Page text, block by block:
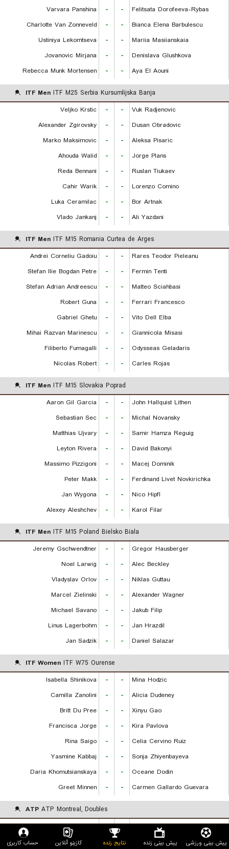
Varvara Panshina
- -
Felitsata Dorofeeva-Rybas
Charlotte Van Zonneveld
- -
Bianca Elena Barbulescu
Ustiniya Lekomtseva
- -
Mariia Masiianskaia
Jovanovic Mirjana
- -
Denislava Glushkova
Rebecca Munk Mortensen
- - Aya El Aouni
ITF Men ITF M25 Serbia Kursumlijska Banja
Veljko Krstic
- -
Vuk Radjenovic
Alexander Zgirovsky
- -
Dusan Obradovic
Marko Maksimovic
- -
Aleksa Pisaric
Ahouda Walid
- -
Jorge Plans
Reda Bennani
- -
Ruslan Tiukaev
Cahir Warik
- -
Lorenzo Comino
Luka Ceramilac
- -
Bor Artnak
Vlado Jankanj
- - Ali Yazdani
ITF Men ITF M15 Romania Curtea de Arges
Andrei Corneliu Gadoiu
- -
Rares Teodor Pieleanu
Stefan Ilie Bogdan Petre
- -
Fermin Tenti
Stefan Adrian Andreescu
- -
Matteo Sciahbasi
Robert Guna
- -
Ferrari Francesco
Gabriel Ghetu
- -
Vito Dell Elba
Mihai Razvan Marinescu
- -
Giannicola Misasi
Filiberto Fumagalli
- -
Odysseas Geladaris
Nicolas Robert
- - Carles Rojas
ITF Men ITF M15 Slovakia Poprad
Aaron Gil Garcia
- -
John Hallquist Lithen
Sebastian Sec
- -
Michal Novansky
Matthias Ujvary
- -
Samir Hamza Reguig
Leyton Rivera
- -
David Bakonyi
Massimo Pizzigoni
- -
Macej Dominik
Peter Makk
- -
Ferdinand Livet Novkirichka
Jan Wygona
- -
Nico Hipfl
Alexey Aleshchev
- - Karol Filar
ITF Men ITF M15 Poland Bielsko Biala
Jeremy Gschwendtner
- -
Gregor Hausberger
Noel Larwig
- -
Alec Beckley
Vladyslav Orlov
- -
Niklas Guttau
Marcel Zielinski
- -
Alexander Wagner
Michael Savano
- -
Jakub Filip
Linus Lagerbohm
- -
Jan Hrazdil
Jan Sadzik
- - Daniel Salazar
ITF Women ITF W75 Ourense
Isabella Shinikova
- -
Mina Hodzic
Camilla Zanolini
- -
Alicia Dudeney
Britt Du Pree
- -
Xinyu Gao
Francisca Jorge
- -
Kira Pavlova
Rina Saigo
- -
Celia Cervino Ruiz
Yasmine Kabbaj
- -
Sonja Zhiyenbayeva
Daria Khomutsianskaya
- -
Oceane Dodin
Greet Minnen
- - Carmen Gallardo Guevara
ATP ATP Montreal, Doubles
Miedler L./Polmans M.
- -
Goransson A./Ruud C.
Heliovaara H./Patten H.
- - Buse I./Cobolli F. پیش بینی ورزشی پیش بینی زنده نتایج زنده کازینو آنلاین حساب کاربری